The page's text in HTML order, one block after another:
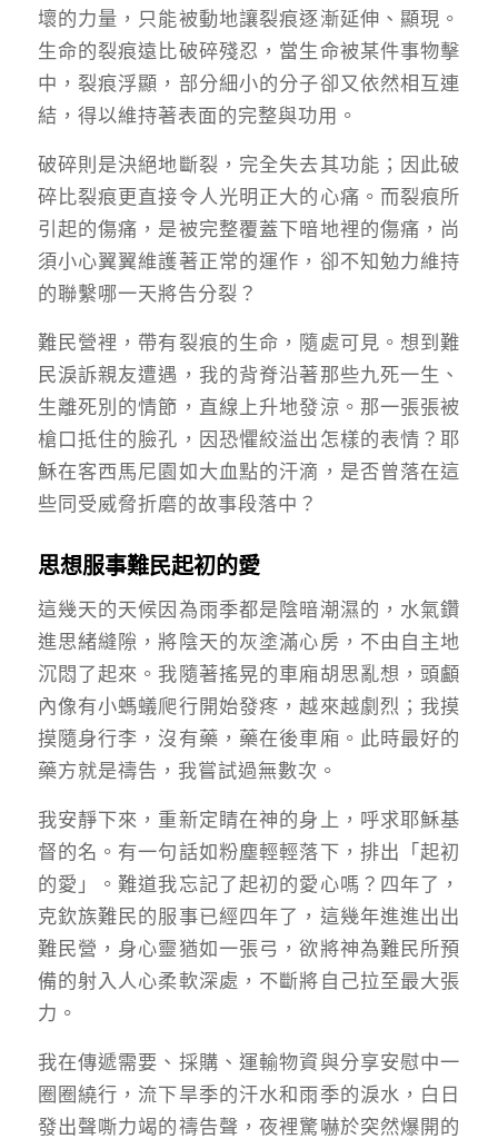
壞的力量，只能被動地讓裂痕逐漸延伸、顯現。
生命的裂痕遠比破碎殘忍，當生命被某件事物擊
中，裂痕浮顯，部分細小的分子卻又依然相互連
結，得以維持著表面的完整與功用。
破碎則是決絕地斷裂，完全失去其功能；因此破
碎比裂痕更直接令人光明正大的心痛。而裂痕所
引起的傷痛，是被完整覆蓋下暗地裡的傷痛，尚
須小心翼翼維護著正常的運作，卻不知勉力維持
的聯繫哪一天將告分裂？
難民營裡，帶有裂痕的生命，隨處可見。想到難
民淚訴親友遭遇，我的背脊沿著那些九死一生、
生離死別的情節，直線上升地發涼。那一張張被
槍口抵住的臉孔，因恐懼絞溢出怎樣的表情？耶
穌在客西馬尼園如大血點的汗滴，是否曾落在這
些同受威脅折磨的故事段落中？
思想服事難民起初的愛
這幾天的天候因為雨季都是陰暗潮濕的，水氣鑽
進思緒縫隙，將陰天的灰塗滿心房，不由自主地
沉悶了起來。我隨著搖晃的車廂胡思亂想，頭顱
內像有小螞蟻爬行開始發疼，越來越劇烈；我摸
摸隨身行李，沒有藥，藥在後車廂。此時最好的
藥方就是禱告，我嘗試過無數次。
我安靜下來，重新定睛在神的身上，呼求耶穌基
督的名。有一句話如粉塵輕輕落下，排出「起初
的愛」。難道我忘記了起初的愛心嗎？四年了，
克欽族難民的服事已經四年了，這幾年進進出出
難民營，身心靈猶如一張弓，欲將神為難民所預
備的射入人心柔軟深處，不斷將自己拉至最大張
力。
我在傳遞需要、採購、運輸物資與分享安慰中一
圈圈繞行，流下旱季的汗水和雨季的淚水，白日
發出聲嘶力竭的禱告聲，夜裡驚嚇於突然爆開的